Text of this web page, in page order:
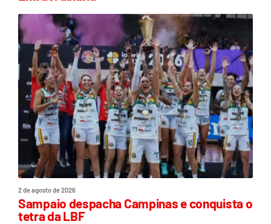
2 de agosto de 2026
Sampaio despacha Campinas e conquista o
tetra da LBF